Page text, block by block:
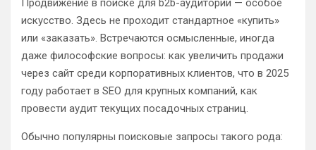
Продвижение в поиске для b2b-аудитории — особое
искусство. Здесь не проходит стандартное «купить»
или «заказать». Встречаются осмысленные, иногда
даже философские вопросы: как увеличить продажи
через сайт среди корпоративных клиентов, что в 2025
году работает в SEO для крупных компаний, как
провести аудит текущих посадочных страниц.
Обычно популярны поисковые запросы такого рода: